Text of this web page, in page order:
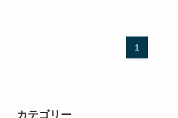
1
カテゴリー